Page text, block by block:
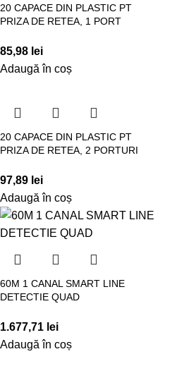
20 CAPACE DIN PLASTIC PT
PRIZA DE RETEA, 1 PORT
85,98 lei
Adaugă în coș
20 CAPACE DIN PLASTIC PT
PRIZA DE RETEA, 2 PORTURI
97,89 lei
Adaugă în coș
60M 1 CANAL SMART LINE
DETECTIE QUAD
1.677,71 lei
Adaugă în coș